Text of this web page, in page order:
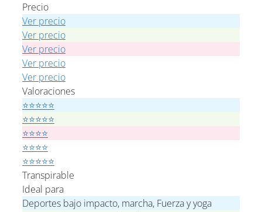
Precio
Ver precio
Ver precio
Ver precio
Ver precio
Ver precio
Valoraciones
⭐⭐⭐⭐⭐
⭐⭐⭐⭐⭐
⭐⭐⭐⭐
⭐⭐⭐⭐
⭐⭐⭐⭐⭐
Transpirable
Ideal para
Deportes bajo impacto, marcha, Fuerza y yoga